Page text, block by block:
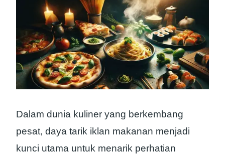
Dalam dunia kuliner yang berkembang
pesat, daya tarik iklan makanan menjadi
kunci utama untuk menarik perhatian